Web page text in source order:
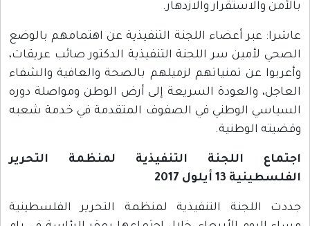
بالأمن والاستقرار والازدهار.
عاشرا: عبر أعضاء اللجنة التنفيذية عن اهتمامهم بالوضع
الصحي لأمين سر اللجنة التنفيذية الدكتور صائب عريقات،
وأعربوا عن تمنياتهم لزميلهم بالصحة والعافية والشفاء
العاجل، والعودة السريعة إلى أرض الوطن ومواصلة دوره
السياسي الوطني في الصفوف المتقدمة في خدمة شعبه
وقضيته الوطنية.
اجتماع اللجنة التنفيذية لمنظمة التحرير
الفلسطينية 13 أيلول 2017
جددت اللجنة التنفيذية لمنظمة التحرير الفلسطينية